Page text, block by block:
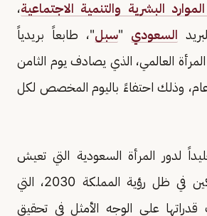
الموارد البشرية والتنمية الاجتماعية،
السعودي "سبل"، طابعاً بريدياً
العالمي، الذي يصادف يوم الثامن
وذلك احتفاءً باليوم المخصص لكل
لدور المرأة السعودية التي تعيش
أفضل مراحل التمكين في ظل رؤية المملكة 2030، التي
على الوجه الأمثل في تحقيق